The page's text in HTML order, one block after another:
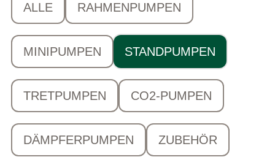
ALLE RAHMENPUMPEN
MINIPUMPEN STANDPUMPEN
TRETPUMPEN CO2-PUMPEN
DÄMPFERPUMPEN ZUBEHÖR